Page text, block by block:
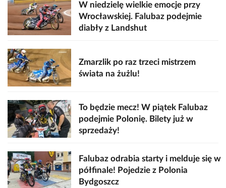
W niedzielę wielkie emocje przy
Wrocławskiej. Falubaz podejmie
diabły z Landshut
Zmarzlik po raz trzeci mistrzem
świata na żużlu!
To będzie mecz! W piątek Falubaz
podejmie Polonię. Bilety już w
sprzedaży!
Falubaz odrabia starty i melduje się w
półfinale! Pojedzie z Polonia
Bydgoszcz